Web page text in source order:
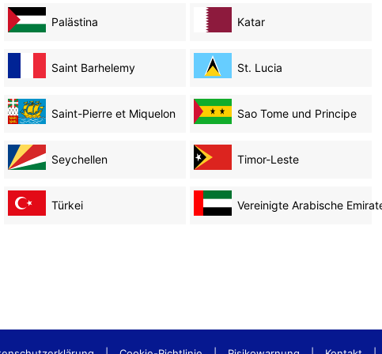
Palästina Katar
Saint Barhelemy St. Lucia
Saint-Pierre et Miquelon Sao Tome und Principe
Seychellen Timor-Leste
Türkei Vereinigte Arabische